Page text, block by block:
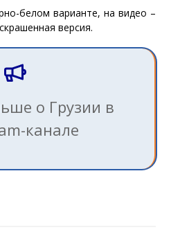
белом варианте, на видео –
версия.
о Грузии в
канале